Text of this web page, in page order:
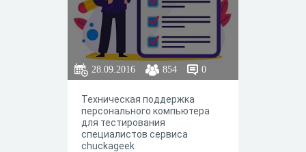
28.09.2016 854 0
Техническая поддержка
персонального компьютера
для тестирования
специалистов сервиса
chuckageek